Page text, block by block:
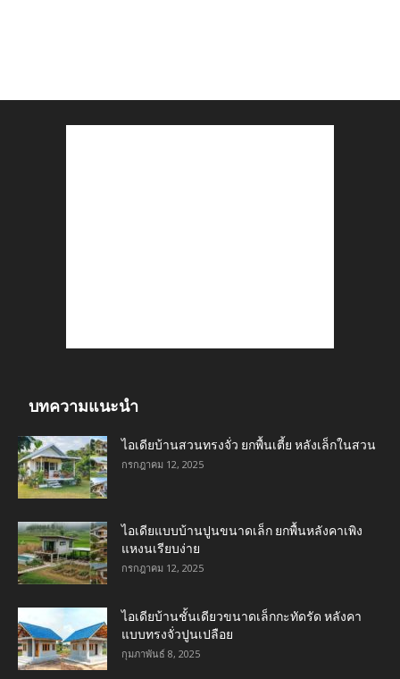
บทความแนะนำ
ไอเดียบ้านสวนทรงจั่ว ยกพื้นเตี้ย หลังเล็กในสวน
กรกฎาคม 12, 2025
ไอเดียแบบบ้านปูนขนาดเล็ก ยกพื้นหลังคาเพิง
แหงนเรียบง่าย
กรกฎาคม 12, 2025
ไอเดียบ้านชั้นเดียวขนาดเล็กกะทัดรัด หลังคา
แบบทรงจั่วปูนเปลือย
กุมภาพันธ์ 8, 2025